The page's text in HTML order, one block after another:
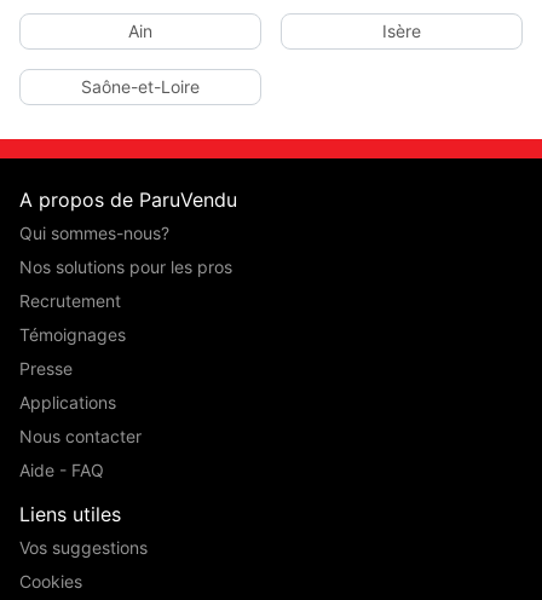
Ain Isère
Saône-et-Loire
A propos de ParuVendu
Qui sommes-nous?
Nos solutions pour les pros
Recrutement
Témoignages
Presse
Applications
Nous contacter
Aide - FAQ
Liens utiles
Vos suggestions
Cookies